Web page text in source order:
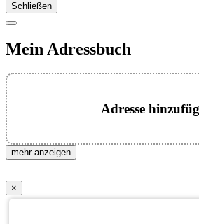
Schließen
Mein Adressbuch
Adresse
mehr anzeigen
×